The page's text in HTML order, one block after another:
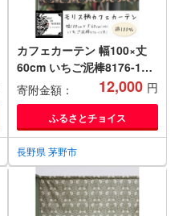
カフェカーテン 幅100×丈
60cm いちご泥棒8176-11
Fabric by ベストオブモリ
ス【1640692】
寄附金額： 12,000 円
ふるさとチョイス
長野県 茅野市